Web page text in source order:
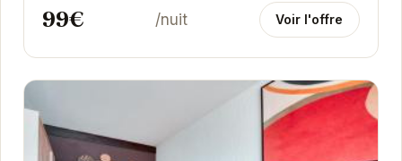
99€ /nuit Voir l'offre